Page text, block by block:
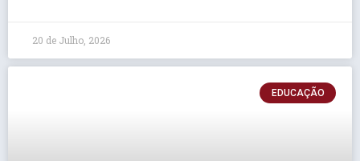
20 de Julho, 2026
EDUCAÇÃO